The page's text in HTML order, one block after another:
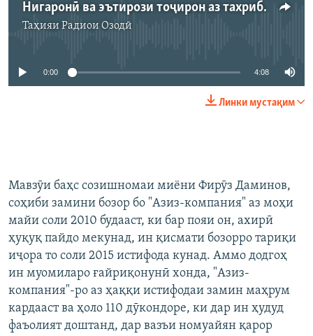
Нигаронӣ ва эътирози тоҷирон аз тахриби дӯконҳояшон
Таҳияи Радиои Озодӣ
Феълан кор намекунад
0:00 4:08
Линки мустақим
Мавзӯи баҳс созишномаи миёни Фирӯз Даминов,
соҳиби замини бозор бо "Азиз-компания" аз моҳи
майи соли 2010 будааст, ки бар пояи он, ахирӣ
ҳуқуқ пайдо мекунад, ин қисмати бозорро тариқи
иҷора то соли 2015 истифода кунад. Аммо додгоҳ
ин муомиларо ғайриқонунӣ хонда, "Азиз-
компания"-ро аз ҳаққи истифодаи замин маҳрум
кардааст ва ҳоло 110 дӯкондоре, ки дар ин ҳудуд
фаъолият доштанд, дар вазъи номуайян қарор